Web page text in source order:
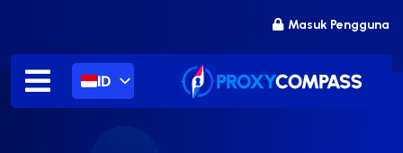
konten
Masuk Pengguna
ID